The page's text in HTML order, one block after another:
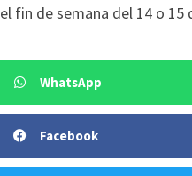
el fin de semana del 14 o 15
WhatsApp
Facebook